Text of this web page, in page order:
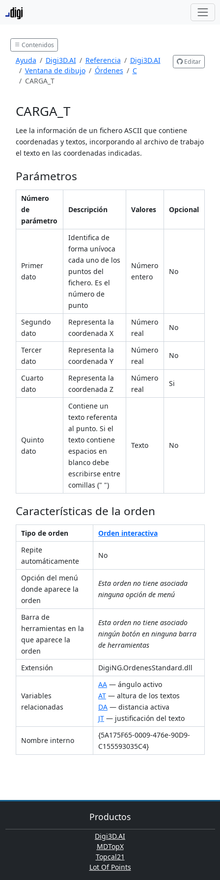
Contenidos
Ayuda Digi3D.AI Referencia
Digi3D.AI
Ventana de dibujo
Órdenes
C
CARGA_T
Editar
CARGA_T
Lee la información de un fichero ASCII que contiene
coordenadas y textos, incorporando al archivo de trabajo
el texto en las coordenadas indicadas.
Parámetros
Número
de
parámetro
Descripción Valores Opcional
Primer
dato
Identifica de
forma unívoca
cada uno de los
puntos del
fichero. Es el
número de
punto
Número
entero
No
Segundo
dato
Representa la
coordenada X
Número
real
No
Tercer
dato
Representa la
coordenada Y
Número
real
No
Cuarto
dato
Representa la
coordenada Z
Número
real
Si
Quinto
dato
Contiene un
texto referenta
al punto. Si el
texto contiene
espacios en
blanco debe
escribirse entre
comillas (" ")
Texto No
Características de la orden
Tipo de orden
Orden interactiva
Repite
automáticamente
No
Opción del menú
donde aparece la
orden
Esta orden no tiene asociada
ninguna opción de menú
Barra de
herramientas en la
que aparece la
orden
Esta orden no tiene asociado
ningún botón en ninguna barra
de herramientas
Extensión DigiNG.OrdenesStandard.dll
Variables
relacionadas
AA — ángulo activo
AT — altura de los textos
DA — distancia activa
JT — justificación del texto
Nombre interno
{5A175F65-0009-476e-90D9-
C155593035C4}
Productos
Digi3D.AI
MDTopX
Topcal21
Lot Of Points